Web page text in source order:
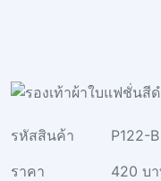
รหัสสินค้า
P122-B
ราคา
420 บ